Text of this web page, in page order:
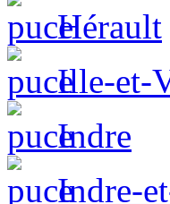
Hérault
Ille-et-
Indre
Indre-